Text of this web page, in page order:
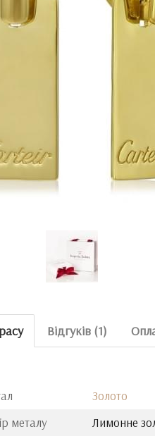
Відгуків (1)
Золото
металу
Лимонне